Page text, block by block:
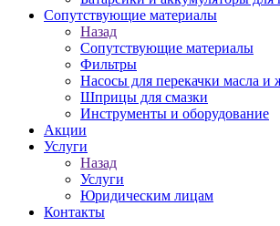
Сопутствующие материалы
Назад
Сопутствующие материалы
Фильтры
Насосы для перекачки масла и
Шприцы для смазки
Инструменты и оборудование
Акции
Услуги
Назад
Услуги
Юридическим лицам
Контакты